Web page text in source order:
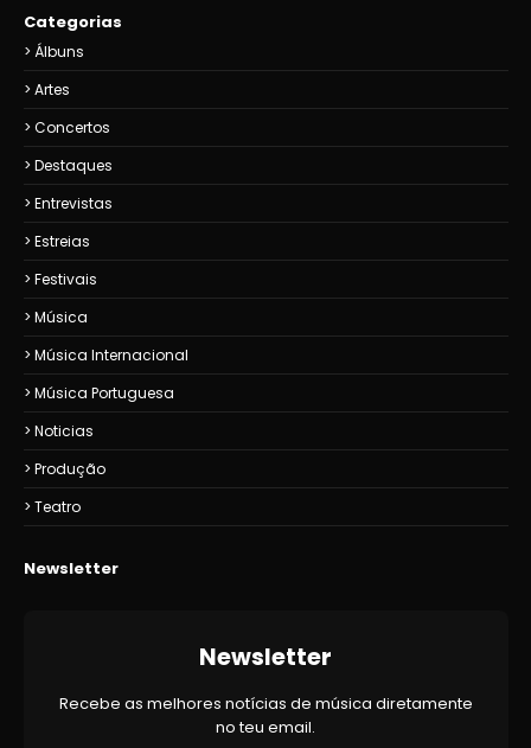
Categorias
Álbuns
Artes
Concertos
Destaques
Entrevistas
Estreias
Festivais
Música
Música Internacional
Música Portuguesa
Noticias
Produção
Teatro
Newsletter
Newsletter
Recebe as melhores notícias de música diretamente
no teu email.